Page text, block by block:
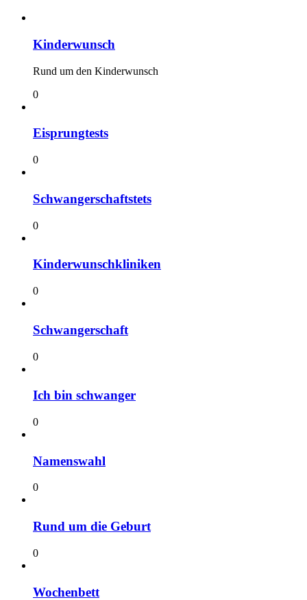
Kinderwunsch
Rund um den Kinderwunsch
0
Eisprungtests
0
Schwangerschaftstets
0
Kinderwunschkliniken
0
Schwangerschaft
0
Ich bin schwanger
0
Namenswahl
0
Rund um die Geburt
0
Wochenbett